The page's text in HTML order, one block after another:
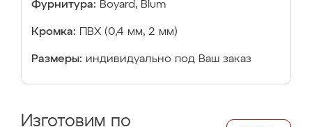
Фурнитура: Boyard, Blum
Кромка: ПВХ (0,4 мм, 2 мм)
Размеры: индивидуально под Ваш заказ
Изготовим по